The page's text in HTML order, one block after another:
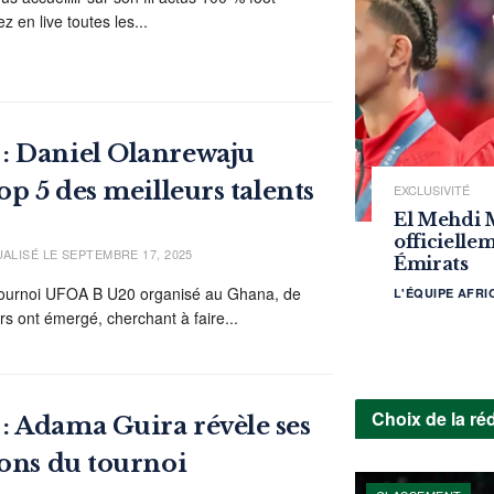
en live toutes les...
Daniel Olanrewaju
5 des meilleurs talents
LE SEPTEMBRE 17, 2025
UFOA B U20 organisé au Ghana, de
ont émergé, cherchant à faire...
Adama Guira révèle ses
du tournoi
EXCLUSIVITÉ
El Mehdi
Émirats
L'ÉQUIPE
Choix de la